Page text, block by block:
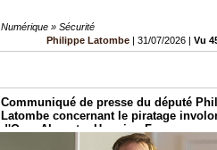
Numérique » Sécurité
Philippe Latombe |31/07/2026 |Vu
Communiqué de presse du député
Latombe concernant le piratage
d'OpenAI contre Hugging Face